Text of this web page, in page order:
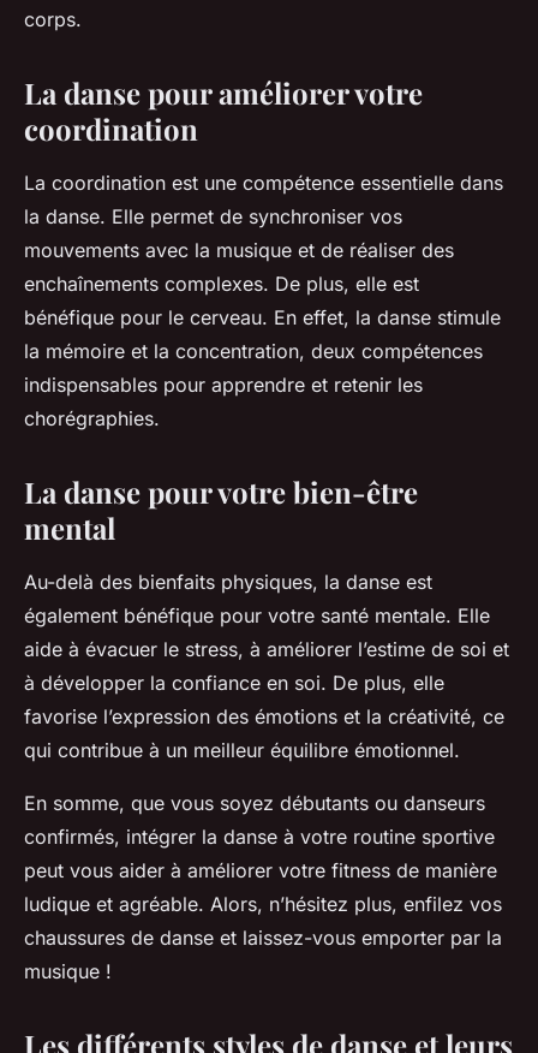
corps.
La danse pour améliorer votre
coordination
La coordination est une compétence essentielle dans
la danse. Elle permet de synchroniser vos
mouvements avec la musique et de réaliser des
enchaînements complexes. De plus, elle est
bénéfique pour le cerveau. En effet, la danse stimule
la mémoire et la concentration, deux compétences
indispensables pour apprendre et retenir les
chorégraphies.
La danse pour votre bien-être
mental
Au-delà des bienfaits physiques, la danse est
également bénéfique pour votre santé mentale. Elle
aide à évacuer le stress, à améliorer l’estime de soi et
à développer la confiance en soi. De plus, elle
favorise l’expression des émotions et la créativité, ce
qui contribue à un meilleur équilibre émotionnel.
En somme, que vous soyez débutants ou danseurs
confirmés, intégrer la danse à votre routine sportive
peut vous aider à améliorer votre fitness de manière
ludique et agréable. Alors, n’hésitez plus, enfilez vos
chaussures de danse et laissez-vous emporter par la
musique !
Les différents styles de danse et leurs